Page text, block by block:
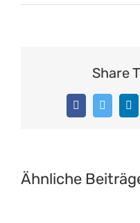
Share
FacebookTwitter
Ähnliche